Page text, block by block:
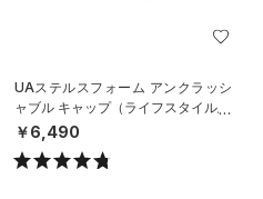
UAステルスフォーム アンクラッシ
ャブル キャップ（ライフスタイル/U
NISEX）
￥6,490